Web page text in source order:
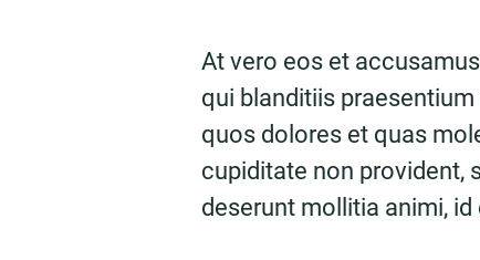
At vero eos et
qui blanditiis
quos dolores et quas
cupiditate non provident,
deserunt mollitia animi,